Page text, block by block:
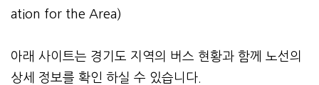
ation for the Area)
아래 사이트는 경기도 지역의 버스 현황과 함께 노선의
상세 정보를 확인 하실 수 있습니다.